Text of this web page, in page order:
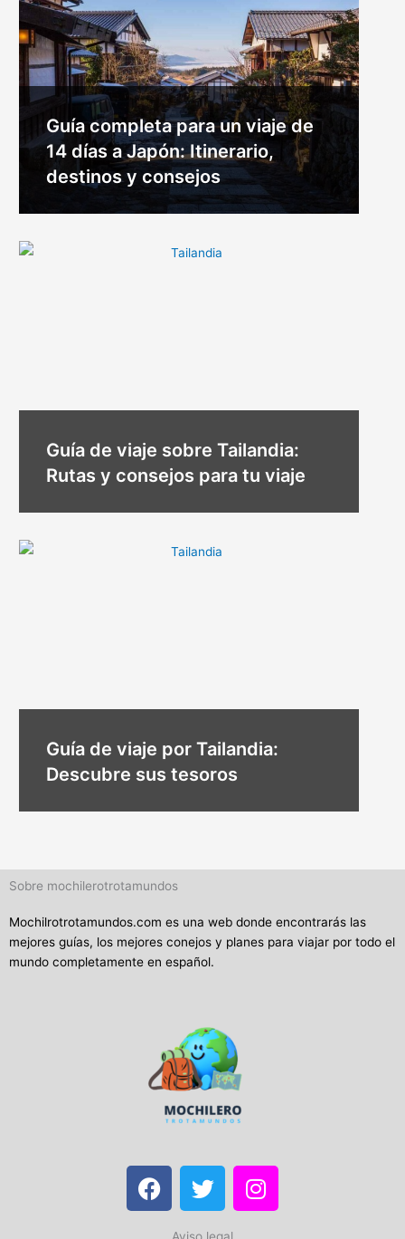
Guía completa para un viaje de
14 días a Japón: Itinerario,
destinos y consejos
Guía de viaje sobre Tailandia:
Rutas y consejos para tu viaje
Guía de viaje por Tailandia:
Descubre sus tesoros
Sobre mochilerotrotamundos
Mochilrotrotamundos.com es una web donde encontrarás las
mejores guías, los mejores conejos y planes para viajar por todo el
mundo completamente en español.
F
a
T
w
I
n